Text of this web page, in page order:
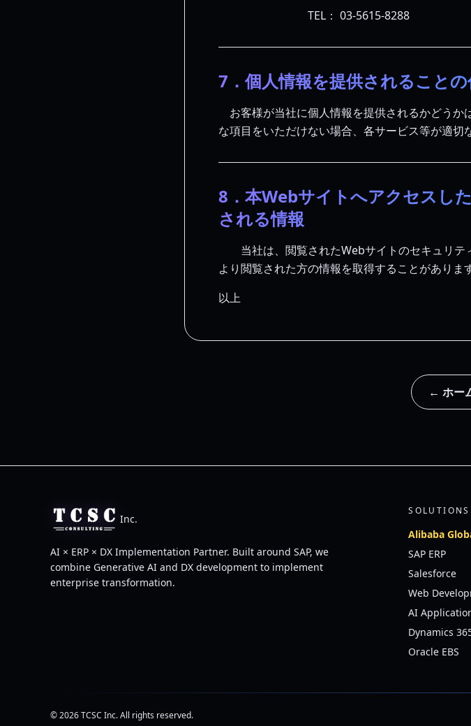
TEL： 03-5615-8288
7．個人情報を提供されること
お客様が当社に個人情報を提供されるかどうか
な項目をいただけない場合、各サービス等が適切
8．本Webサイトへアクセスし
される情報
当社は、閲覧されたWebサイトのセキュリテ
より閲覧された方の情報を取得することがあります
以上
← ホー
Inc.
AI × ERP × DX Implementation Partner. Built around SAP, we
combine Generative AI and DX development to implement
enterprise transformation.
SOLUTIONS
Alibaba
SAP ERP
Salesforce
Web
AI
Dynamics
Oracle EBS
© 2026 TCSC Inc. All rights reserved.